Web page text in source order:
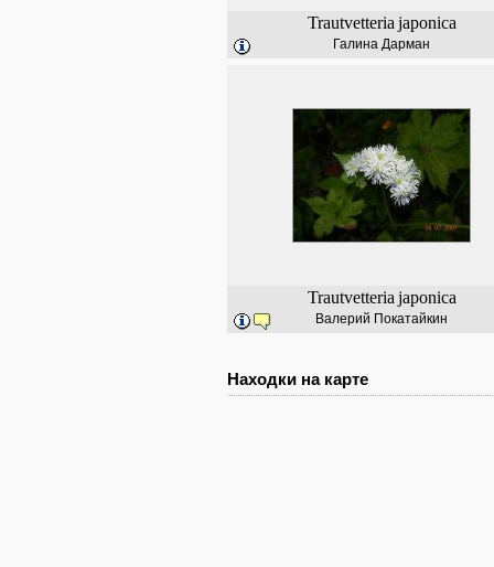
Trautvetteria japonica
Галина Дарман
Trautvetteria japonica
Валерий Покатайкин
Находки на карте